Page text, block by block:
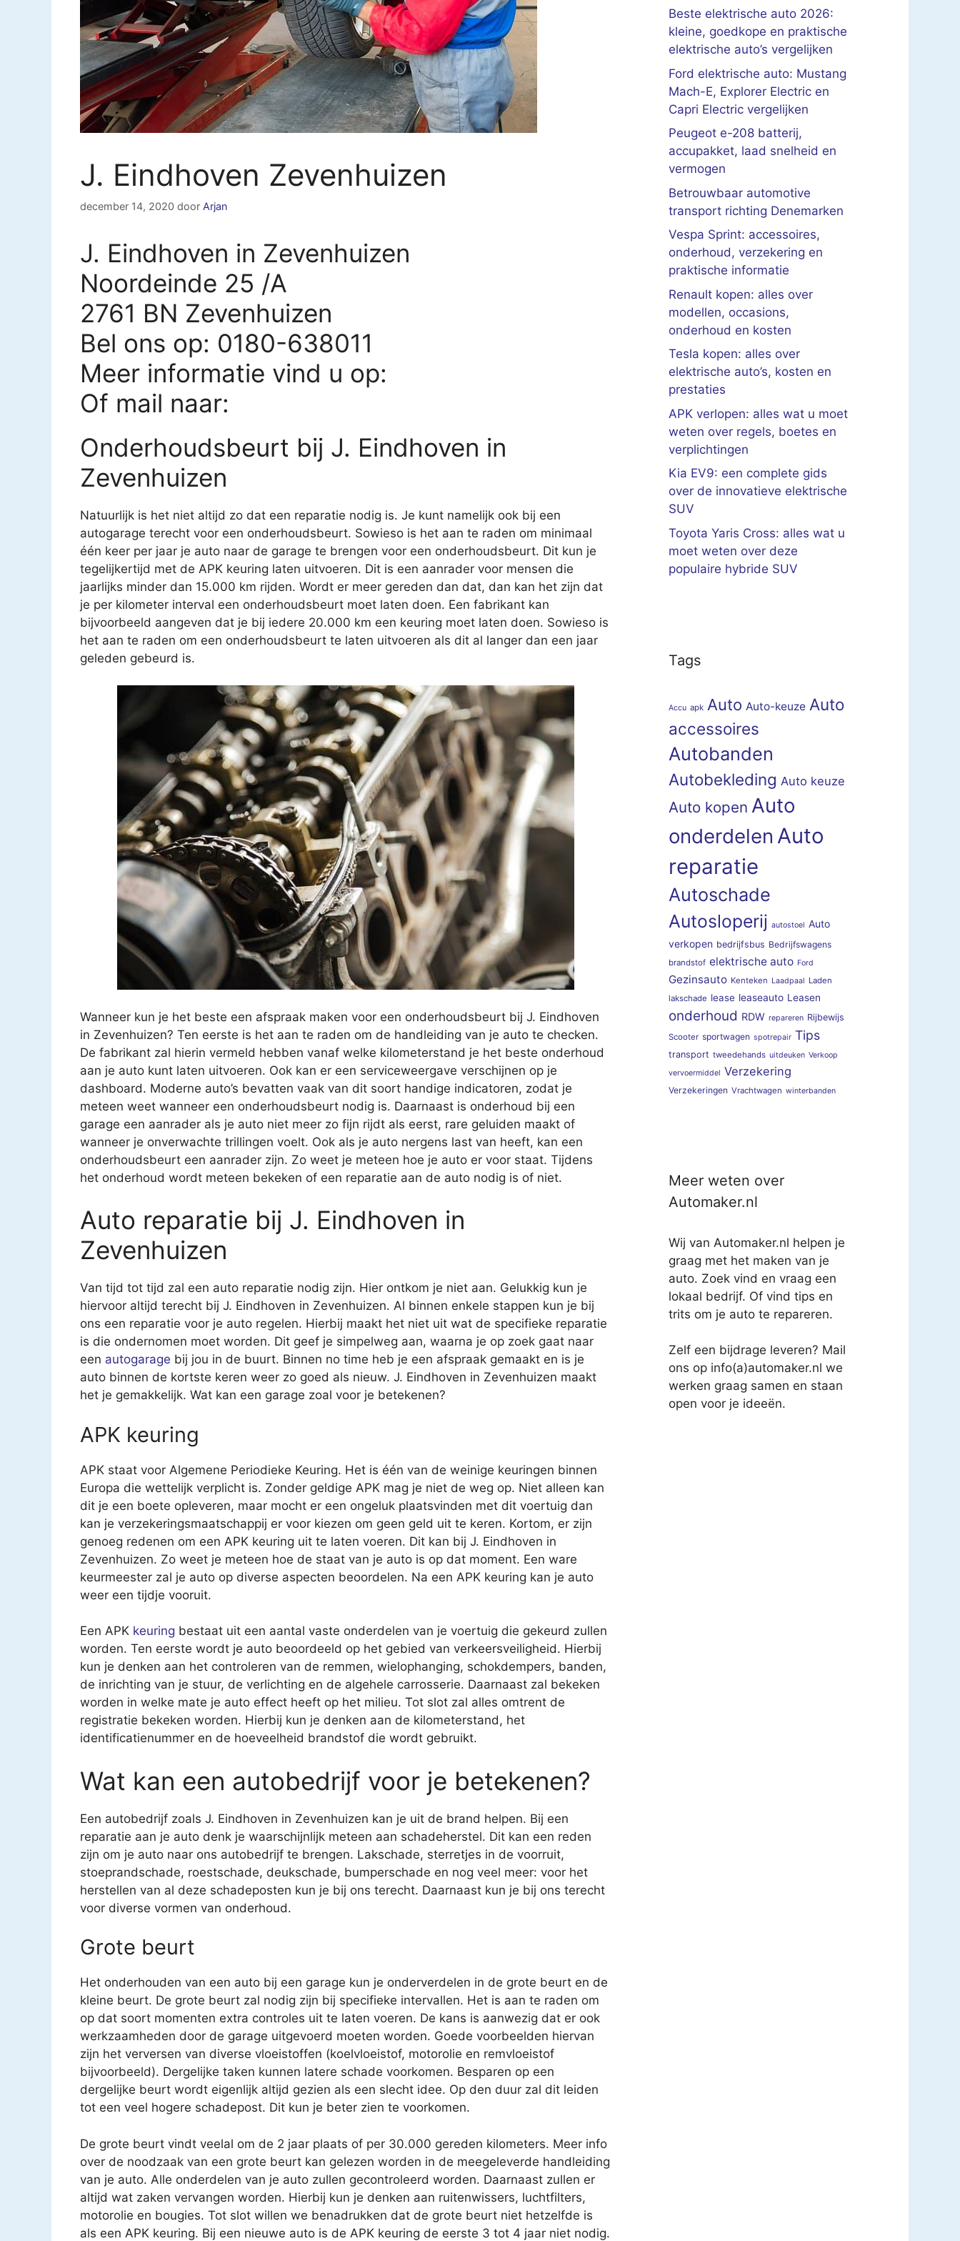
J. Eindhoven Zevenhuizen
december 14, 2020 door Arjan
J. Eindhoven in Zevenhuizen
Noordeinde 25 /A
2761 BN Zevenhuizen
Bel ons op: 0180-638011
Meer informatie vind u op:
Of mail naar:
Onderhoudsbeurt bij J. Eindhoven in
Zevenhuizen
Natuurlijk is het niet altijd zo dat een reparatie nodig is. Je kunt namelijk ook bij een
autogarage terecht voor een onderhoudsbeurt. Sowieso is het aan te raden om minimaal
één keer per jaar je auto naar de garage te brengen voor een onderhoudsbeurt. Dit kun je
tegelijkertijd met de APK keuring laten uitvoeren. Dit is een aanrader voor mensen die
jaarlijks minder dan 15.000 km rijden. Wordt er meer gereden dan dat, dan kan het zijn dat
je per kilometer interval een onderhoudsbeurt moet laten doen. Een fabrikant kan
bijvoorbeeld aangeven dat je bij iedere 20.000 km een keuring moet laten doen. Sowieso is
het aan te raden om een onderhoudsbeurt te laten uitvoeren als dit al langer dan een jaar
geleden gebeurd is.
Wanneer kun je het beste een afspraak maken voor een onderhoudsbeurt bij J. Eindhoven
in Zevenhuizen? Ten eerste is het aan te raden om de handleiding van je auto te checken.
De fabrikant zal hierin vermeld hebben vanaf welke kilometerstand je het beste onderhoud
aan je auto kunt laten uitvoeren. Ook kan er een serviceweergave verschijnen op je
dashboard. Moderne auto’s bevatten vaak van dit soort handige indicatoren, zodat je
meteen weet wanneer een onderhoudsbeurt nodig is. Daarnaast is onderhoud bij een
garage een aanrader als je auto niet meer zo fijn rijdt als eerst, rare geluiden maakt of
wanneer je onverwachte trillingen voelt. Ook als je auto nergens last van heeft, kan een
onderhoudsbeurt een aanrader zijn. Zo weet je meteen hoe je auto er voor staat. Tijdens
het onderhoud wordt meteen bekeken of een reparatie aan de auto nodig is of niet.
Auto reparatie bij J. Eindhoven in
Zevenhuizen
Van tijd tot tijd zal een auto reparatie nodig zijn. Hier ontkom je niet aan. Gelukkig kun je
hiervoor altijd terecht bij J. Eindhoven in Zevenhuizen. Al binnen enkele stappen kun je bij
ons een reparatie voor je auto regelen. Hierbij maakt het niet uit wat de specifieke reparatie
is die ondernomen moet worden. Dit geef je simpelweg aan, waarna je op zoek gaat naar
een autogarage bij jou in de buurt. Binnen no time heb je een afspraak gemaakt en is je
auto binnen de kortste keren weer zo goed als nieuw. J. Eindhoven in Zevenhuizen maakt
het je gemakkelijk. Wat kan een garage zoal voor je betekenen?
APK keuring
APK staat voor Algemene Periodieke Keuring. Het is één van de weinige keuringen binnen
Europa die wettelijk verplicht is. Zonder geldige APK mag je niet de weg op. Niet alleen kan
dit je een boete opleveren, maar mocht er een ongeluk plaatsvinden met dit voertuig dan
kan je verzekeringsmaatschappij er voor kiezen om geen geld uit te keren. Kortom, er zijn
genoeg redenen om een APK keuring uit te laten voeren. Dit kan bij J. Eindhoven in
Zevenhuizen. Zo weet je meteen hoe de staat van je auto is op dat moment. Een ware
keurmeester zal je auto op diverse aspecten beoordelen. Na een APK keuring kan je auto
weer een tijdje vooruit.
Een APK keuring bestaat uit een aantal vaste onderdelen van je voertuig die gekeurd zullen
worden. Ten eerste wordt je auto beoordeeld op het gebied van verkeersveiligheid. Hierbij
kun je denken aan het controleren van de remmen, wielophanging, schokdempers, banden,
de inrichting van je stuur, de verlichting en de algehele carrosserie. Daarnaast zal bekeken
worden in welke mate je auto effect heeft op het milieu. Tot slot zal alles omtrent de
registratie bekeken worden. Hierbij kun je denken aan de kilometerstand, het
identificatienummer en de hoeveelheid brandstof die wordt gebruikt.
Wat kan een autobedrijf voor je betekenen?
Een autobedrijf zoals J. Eindhoven in Zevenhuizen kan je uit de brand helpen. Bij een
reparatie aan je auto denk je waarschijnlijk meteen aan schadeherstel. Dit kan een reden
zijn om je auto naar ons autobedrijf te brengen. Lakschade, sterretjes in de voorruit,
stoeprandschade, roestschade, deukschade, bumperschade en nog veel meer: voor het
herstellen van al deze schadeposten kun je bij ons terecht. Daarnaast kun je bij ons terecht
voor diverse vormen van onderhoud.
Grote beurt
Het onderhouden van een auto bij een garage kun je onderverdelen in de grote beurt en de
kleine beurt. De grote beurt zal nodig zijn bij specifieke intervallen. Het is aan te raden om
op dat soort momenten extra controles uit te laten voeren. De kans is aanwezig dat er ook
werkzaamheden door de garage uitgevoerd moeten worden. Goede voorbeelden hiervan
zijn het verversen van diverse vloeistoffen (koelvloeistof, motorolie en remvloeistof
bijvoorbeeld). Dergelijke taken kunnen latere schade voorkomen. Besparen op een
dergelijke beurt wordt eigenlijk altijd gezien als een slecht idee. Op den duur zal dit leiden
tot een veel hogere schadepost. Dit kun je beter zien te voorkomen.
De grote beurt vindt veelal om de 2 jaar plaats of per 30.000 gereden kilometers. Meer info
over de noodzaak van een grote beurt kan gelezen worden in de meegeleverde handleiding
van je auto. Alle onderdelen van je auto zullen gecontroleerd worden. Daarnaast zullen er
altijd wat zaken vervangen worden. Hierbij kun je denken aan ruitenwissers, luchtfilters,
motorolie en bougies. Tot slot willen we benadrukken dat de grote beurt niet hetzelfde is
als een APK keuring. Bij een nieuwe auto is de APK keuring de eerste 3 tot 4 jaar niet nodig.
Beste elektrische auto 2026:
kleine, goedkope en praktische
elektrische auto’s vergelijken
Ford elektrische auto: Mustang
Mach-E, Explorer Electric en
Capri Electric vergelijken
Peugeot e-208 batterij,
accupakket, laad snelheid en
vermogen
Betrouwbaar automotive
transport richting Denemarken
Vespa Sprint: accessoires,
onderhoud, verzekering en
praktische informatie
Renault kopen: alles over
modellen, occasions,
onderhoud en kosten
Tesla kopen: alles over
elektrische auto’s, kosten en
prestaties
APK verlopen: alles wat u moet
weten over regels, boetes en
verplichtingen
Kia EV9: een complete gids
over de innovatieve elektrische
SUV
Toyota Yaris Cross: alles wat u
moet weten over deze
populaire hybride SUV
Tags
Accu apk Auto Auto-keuze Auto
accessoires
Autobanden
Autobekleding Auto keuze
Auto kopen Auto
onderdelen Auto
reparatie
Autoschade
Autosloperij autostoel Auto
verkopen bedrijfsbus Bedrijfswagens
brandstof elektrische auto Ford
Gezinsauto Kenteken Laadpaal Laden
lakschade lease leaseauto Leasen
onderhoud RDW repareren Rijbewijs
Scooter sportwagen spotrepair Tips
transport tweedehands uitdeuken Verkoop
vervoermiddel Verzekering
Verzekeringen Vrachtwagen winterbanden
Meer weten over
Automaker.nl
Wij van Automaker.nl helpen je
graag met het maken van je
auto. Zoek vind en vraag een
lokaal bedrijf. Of vind tips en
trits om je auto te repareren.
Zelf een bijdrage leveren? Mail
ons op info(a)automaker.nl we
werken graag samen en staan
open voor je ideeën.